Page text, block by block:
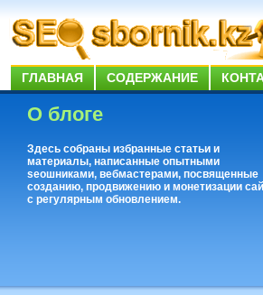
ГЛАВНАЯ СОДЕРЖАНИЕ
О блоге
Здесь собраны избранные статьи и
материалы, написанные опытными
seoшниками, вебмастерами, посвященные
созданию, продвижению и монетизации
с регулярным обновлением.